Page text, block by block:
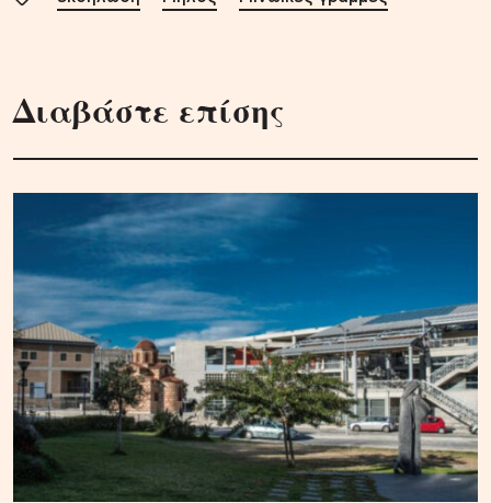
Διαβάστε επίσης